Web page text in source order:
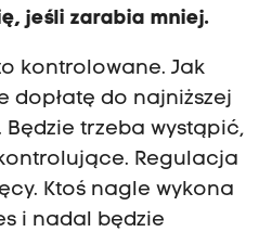
jeśli zarabia mniej.
kontrolowane. Jak
dopłatę do najniższej
trzeba wystąpić,
Regulacja
Ktoś nagle wykona
i nadal będzie